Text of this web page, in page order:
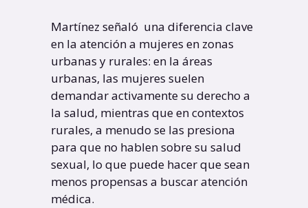
Martínez señaló una diferencia clave
en la atención a mujeres en zonas
urbanas y rurales: en la áreas
urbanas, las mujeres suelen
demandar activamente su derecho a
la salud, mientras que en contextos
rurales, a menudo se las presiona
para que no hablen sobre su salud
sexual, lo que puede hacer que sean
menos propensas a buscar atención
médica.